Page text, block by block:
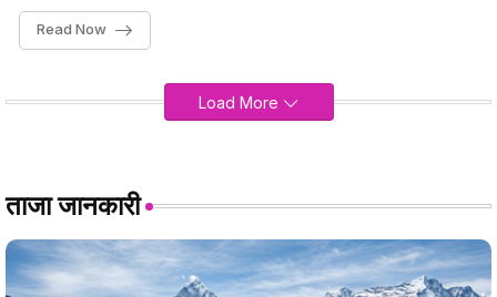
Read Now
Load More
ताजा जानकारी